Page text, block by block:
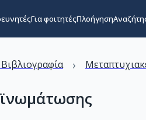
Για φοιτητέςΠλοήγηση
›